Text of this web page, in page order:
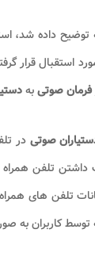
داده شد،
استقبال قرار
فرمان صوتیبه
صوتیدر
تلفن همراه
تلفن های
توسط کاربران به